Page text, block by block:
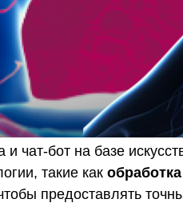
чат-бот на базе
такие как
предоставлять